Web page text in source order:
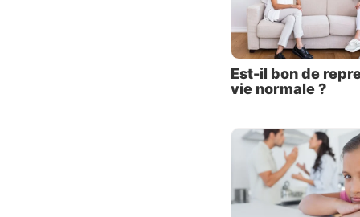
et
lèpre
mais
À ce
maître
ce
j’en
Est-il bon de
vie normale ?